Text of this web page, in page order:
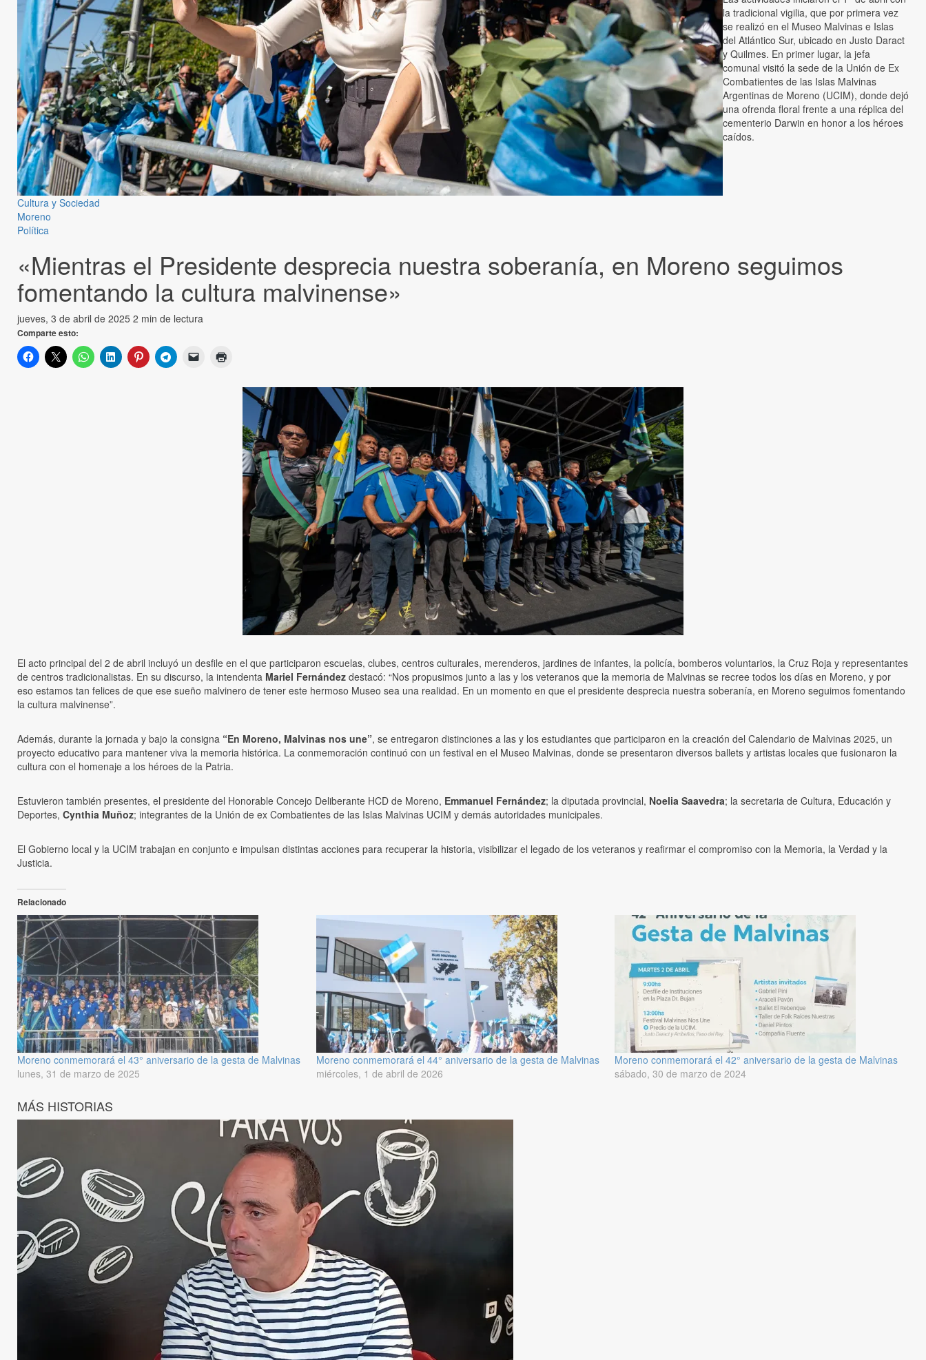
Cultura y Sociedad
Moreno
Política
«Mientras el Presidente desprecia nuestra soberanía, en Moreno seguimos
fomentando la cultura malvinense»
jueves, 3 de abril de 2025 2 min de lectura
Comparte esto:
la tradicional vigilia, que por primera vez
se realizó en el Museo Malvinas e Islas
del Atlántico Sur, ubicado en Justo Daract
y Quilmes. En primer lugar, la jefa
comunal visitó la sede de la Unión de Ex
Combatientes de las Islas Malvinas
Argentinas de Moreno (UCIM), donde dejó
una ofrenda floral frente a una réplica del
cementerio Darwin en honor a los héroes
caídos.
El acto principal del 2 de abril incluyó un desfile en el que participaron escuelas, clubes, centros culturales, merenderos, jardines de infantes, la policía, bomberos voluntarios, la Cruz Roja y representantes
de centros tradicionalistas. En su discurso, la intendenta Mariel Fernández destacó: “Nos propusimos junto a las y los veteranos que la memoria de Malvinas se recree todos los días en Moreno, y por
eso estamos tan felices de que ese sueño malvinero de tener este hermoso Museo sea una realidad. En un momento en que el presidente desprecia nuestra soberanía, en Moreno seguimos fomentando
la cultura malvinense”.
Además, durante la jornada y bajo la consigna “En Moreno, Malvinas nos une”, se entregaron distinciones a las y los estudiantes que participaron en la creación del Calendario de Malvinas 2025, un
proyecto educativo para mantener viva la memoria histórica. La conmemoración continuó con un festival en el Museo Malvinas, donde se presentaron diversos ballets y artistas locales que fusionaron la
cultura con el homenaje a los héroes de la Patria.
Estuvieron también presentes, el presidente del Honorable Concejo Deliberante HCD de Moreno, Emmanuel Fernández; la diputada provincial, Noelia Saavedra; la secretaria de Cultura, Educación y
Deportes, Cynthia Muñoz; integrantes de la Unión de ex Combatientes de las Islas Malvinas UCIM y demás autoridades municipales.
El Gobierno local y la UCIM trabajan en conjunto e impulsan distintas acciones para recuperar la historia, visibilizar el legado de los veteranos y reafirmar el compromiso con la Memoria, la Verdad y la
Justicia.
Relacionado
Moreno conmemorará el 43° aniversario de la gesta de Malvinas
lunes, 31 de marzo de 2025
Moreno conmemorará el 44° aniversario de la gesta de Malvinas
miércoles, 1 de abril de 2026
Moreno conmemorará el 42° aniversario de la gesta de Malvinas
sábado, 30 de marzo de 2024
MÁS HISTORIAS